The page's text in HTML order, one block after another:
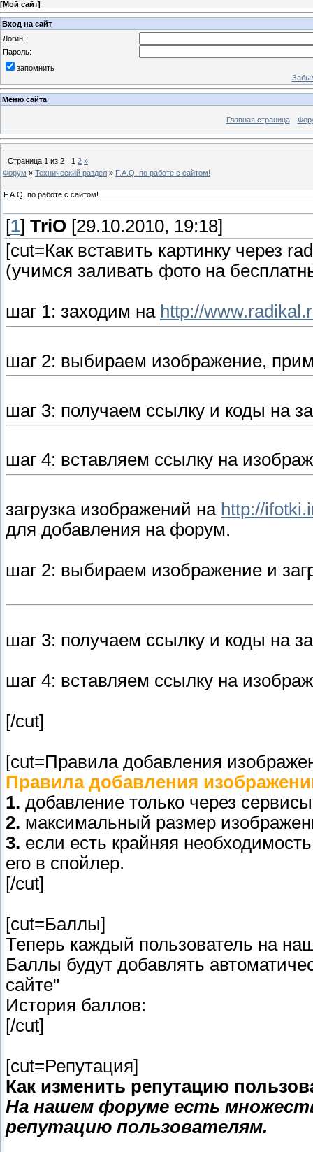
[Мой сайт]
Вход на сайт
Логин:
Пароль:
запомнить
Меню сайта
Главная страница
Страница 1 из 2 1 2 »
Форум » Технический раздел » F.A.Q. по работе с сайтом!
F.A.Q. по работе с сайтом!
[1] TriO [29.10.2010, 19:18]
[cut=Как вставить картинку через
(учимся заливать фото на
шаг 1: заходим на http://
шаг 2: выбираем изображение,
шаг 3: получаем ссылку и коды на
шаг 4: вставляем ссылку на
загрузка изображений на http://
для добавления на форум.
шаг 2: выбираем изображение и
шаг 3: получаем ссылку и коды на
шаг 4: вставляем ссылку на
[/cut]
[cut=Правила добавления
Правила добавления
1. добавление только через
2. максимальный размер
3. если есть крайняя
его в спойлер.
[/cut]
[cut=Баллы]
Теперь каждый пользователь на
Баллы будут добавлять
сайте"
История баллов:
[/cut]
[cut=Репутация]
Как изменить репутацию
На нашем форуме есть
репутацию пользователям.